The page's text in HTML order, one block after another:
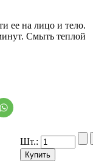
ее на лицо и тело.
Смыть теплой
Шт.: